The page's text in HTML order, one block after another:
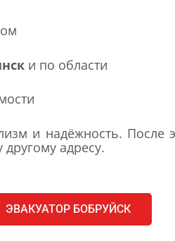
и по области
и надёжность. После
адресу.
ЭВАКУАТОР БОБРУЙСК